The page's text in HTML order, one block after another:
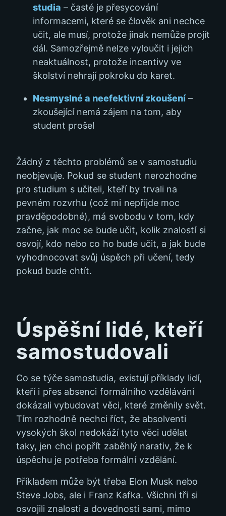
studia – časté je přesycování
informacemi, které se člověk ani nechce
učit, ale musí, protože jinak nemůže projít
dál. Samozřejmě nelze vyloučit i jejich
neaktuálnost, protože incentivy ve
školství nehrají pokroku do karet.
Nesmyslné a neefektivní zkoušení–
zkoušející nemá zájem na tom, aby
student prošel
Žádný z těchto problémů se v samostudiu
neobjevuje. Pokud se student nerozhodne
pro studium s učiteli, kteří by trvali na
pevném rozvrhu (což mi nepřijde moc
pravděpodobné), má svobodu v tom, kdy
začne, jak moc se bude učit, kolik znalostí si
osvojí, kdo nebo co ho bude učit, a jak bude
vyhodnocovat svůj úspěch při učení, tedy
pokud bude chtít.
Úspěšní lidé, kteří
samostudovali
Co se týče samostudia, existují příklady lidí,
kteří i přes absenci formálního vzdělávání
dokázali vybudovat věci, které změnily svět.
Tím rozhodně nechci říct, že absolventi
vysokých škol nedokáží tyto věci udělat
taky, jen chci popřít zaběhlý narativ, že k
úspěchu je potřeba formální vzdělání.
Příkladem může být třeba Elon Musk nebo
Steve Jobs, ale i Franz Kafka. Všichni tři si
osvojili znalosti a dovednosti sami, mimo